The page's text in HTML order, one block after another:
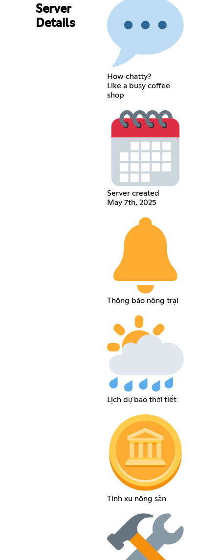
Server
Details
How chatty?
Like a busy coffee
shop
Server created
May 7th, 2025
Thông báo nông trại
Lịch dự báo thời tiết
Tính xu nông sản